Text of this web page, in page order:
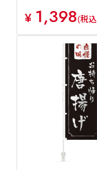
¥ 1,398(税